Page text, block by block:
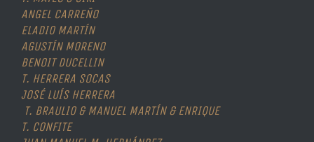
ANGEL CARREÑO
ELADIO MARTÍN
AGUSTÍN MORENO
BENOIT DUCELLIN
T. HERRERA SOCAS
JOSÉ LUÍS HERRERA
T. BRAULIO & MANUEL MARTÍN & ENRIQUE
T. CONFITE